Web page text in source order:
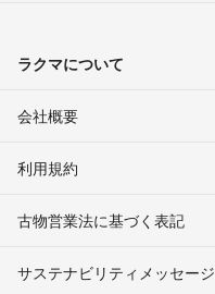
ラクマについて
会社概要
利用規約
古物営業法に基づく表記
サステナビリティメッセージ